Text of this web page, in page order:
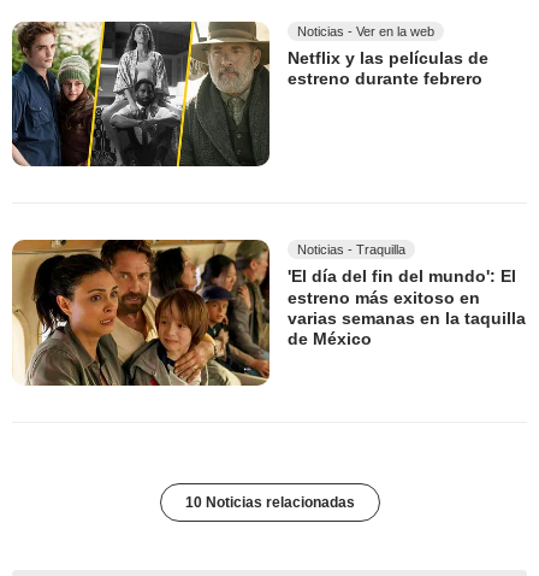
Noticias - Ver en la web
Netflix y las películas de
estreno durante febrero
Noticias - Traquilla
'El día del fin del mundo': El
estreno más exitoso en
varias semanas en la taquilla
de México
10 Noticias relacionadas